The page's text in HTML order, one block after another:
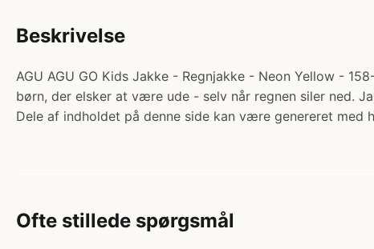
Beskrivelse
AGU AGU GO Kids Jakke - Regnjakke - Neon Yellow -
børn, der elsker at være ude - selv når regnen siler ned.
Dele af indholdet på denne side kan være genereret med
Ofte stillede spørgsmål